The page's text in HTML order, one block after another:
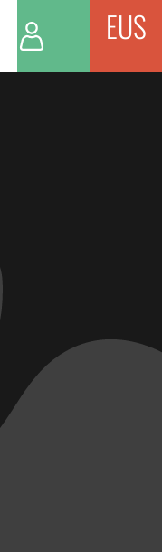
EUS